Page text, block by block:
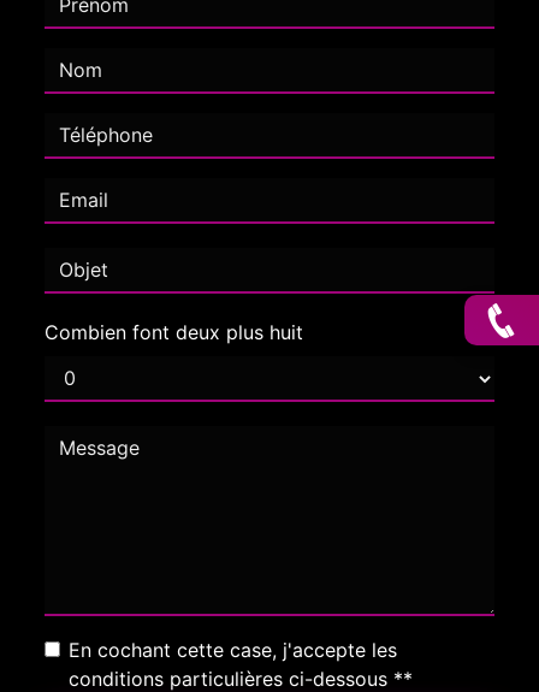
Combien font deux plus huit
En cochant cette case, j'accepte les
conditions particulières ci-dessous **